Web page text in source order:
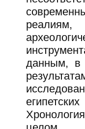
реалиям,
данным, в